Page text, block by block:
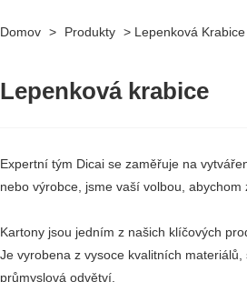
Domov > Produkty > Lepenková Krabice
Lepenková krabice
Expertní tým Dicai se zaměřuje na
nebo výrobce, jsme vaší volbou,
Kartony jsou jedním z našich klíčových
Je vyrobena z vysoce kvalitních
průmyslová odvětví.